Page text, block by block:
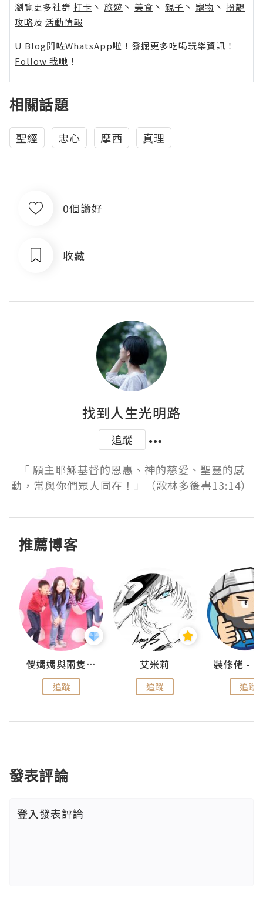
瀏覽更多社群 打卡 丶 旅遊 丶 美食 丶 親子 丶 寵物 丶 扮靚
攻略及 活動情報
U Blog開咗WhatsApp啦！發掘更多吃喝玩樂資訊！
Follow 我哋 ！
相關話題
聖經 忠心 摩西 真理
0個讚好
收藏
找到人生光明路
追蹤
「 願主耶穌基督的恩惠、神的慈愛、聖靈的感
動，常與你們眾人同在！」（歌林多後書13:14）
推薦博客
儍媽媽與兩隻小魔怪之家
追蹤
艾米莉
追蹤 追蹤
發表評論
登入發表評論